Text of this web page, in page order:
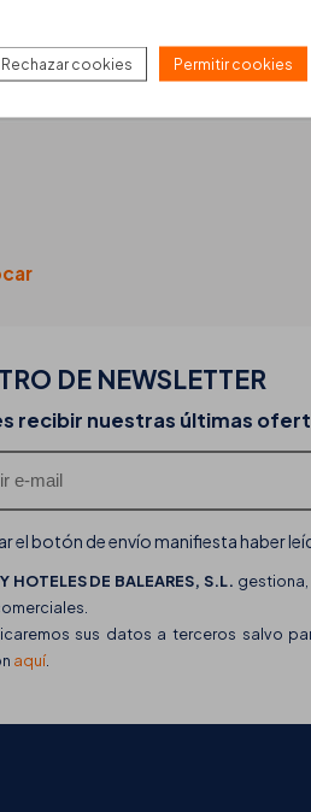
hotels y su oferta
THB
de
DE NEWSLETTER
recibir nuestras últimas
el botón de envío manifiesta haber
HOTELES DE BALEARES, S.L. gestiona,
sus datos a terceros salvo
aquí
Rechazar cookies Permitir cookies